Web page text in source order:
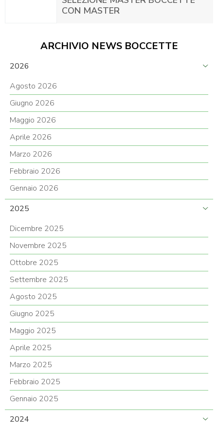
CON MASTER
ARCHIVIO NEWS BOCCETTE
2026
Agosto 2026
Giugno 2026
Maggio 2026
Aprile 2026
Marzo 2026
Febbraio 2026
Gennaio 2026
2025
Dicembre 2025
Novembre 2025
Ottobre 2025
Settembre 2025
Agosto 2025
Giugno 2025
Maggio 2025
Aprile 2025
Marzo 2025
Febbraio 2025
Gennaio 2025
2024